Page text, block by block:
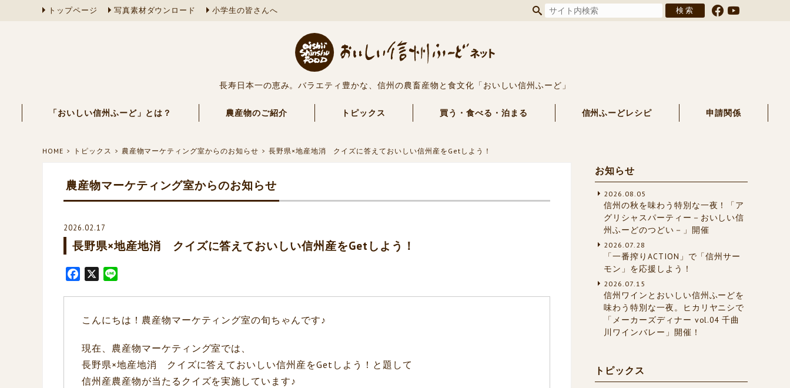
トップページ 写真素材ダウンロード 小学生の皆さんへ
長寿日本一の恵み。バラエティ豊かな、信州の農畜産物と食文化「おいしい信州ふーど」
「おいしい信州ふーど」とは？ 農産物のご紹介 トピックス 買う・食べる・泊まる 信州ふーどレシピ 申請関係
HOME トピックス 農産物マーケティング室からのお知らせ 長野県×地産地消 クイズに答えておいしい信州産をGetしよう！
農産物マーケティング室からのお知らせ
2026.02.17
長野県×地産地消 クイズに答えておいしい信州産をGetしよう！
e
o
o
k
e
こんにちは！農産物マーケティング室の旬ちゃんです♪
現在、農産物マーケティング室では、
長野県×地産地消 クイズに答えておいしい信州産をGetしよう！と題して
信州産農産物が当たるクイズを実施しています♪
お知らせ
2026.08.05
信州の秋を味わう特別な一夜！「ア
グリシャスパーティー－おいしい信
州ふーどのつどい－」開催
2026.07.28
「一番搾りACTION」で「信州サー
モン」を応援しよう！
2026.07.15
信州ワインとおいしい信州ふーどを
味わう特別な一夜。ヒカリヤニシで
「メーカーズディナー vol.04 千曲
川ワインバレー」開催！
トピックス